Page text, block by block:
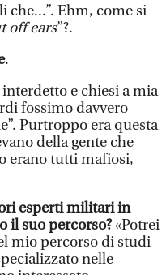
che...”. Ehm, come si
off ears”?.
.
e chiesi a mia
fossimo davvero
Purtroppo era questa
della gente che
erano tutti mafiosi,
esperti militari in
il suo percorso?«Potrei
mio percorso di studi
nelle